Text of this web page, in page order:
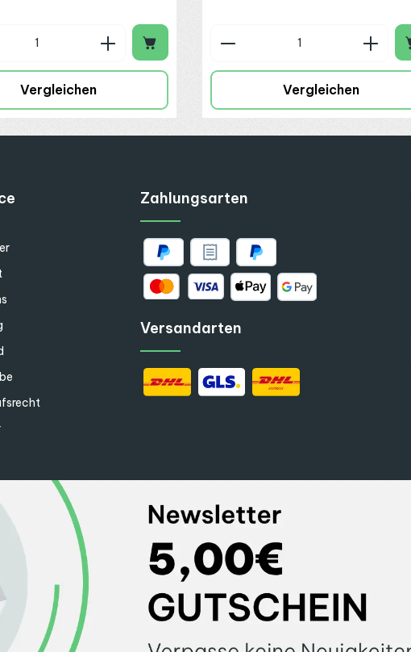
Wert ein oder benutze die
Anzahl: Gib den gewünschten Wert ein
Vergleichen
Produkt Anzahl:
Vergleichen
Zahlungsarten
Versandarten